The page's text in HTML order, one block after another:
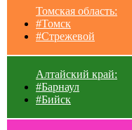
Томская область:
#Томск
#Стрежевой
Алтайский край:
#Барнаул
#Бийск